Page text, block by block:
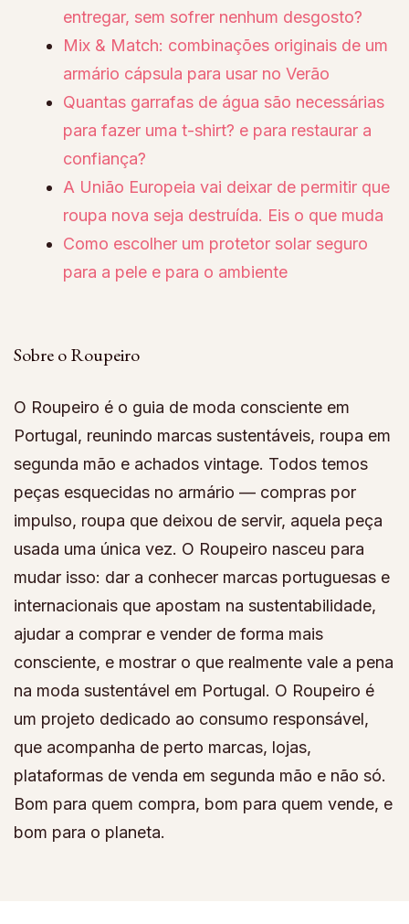
entregar, sem sofrer nenhum desgosto?
Mix & Match: combinações originais de um
armário cápsula para usar no Verão
Quantas garrafas de água são necessárias
para fazer uma t-shirt? e para restaurar a
confiança?
A União Europeia vai deixar de permitir que
roupa nova seja destruída. Eis o que muda
Como escolher um protetor solar seguro
para a pele e para o ambiente
Sobre o Roupeiro
O Roupeiro é o guia de moda consciente em
Portugal, reunindo marcas sustentáveis, roupa em
segunda mão e achados vintage. Todos temos
peças esquecidas no armário — compras por
impulso, roupa que deixou de servir, aquela peça
usada uma única vez. O Roupeiro nasceu para
mudar isso: dar a conhecer marcas portuguesas e
internacionais que apostam na sustentabilidade,
ajudar a comprar e vender de forma mais
consciente, e mostrar o que realmente vale a pena
na moda sustentável em Portugal. O Roupeiro é
um projeto dedicado ao consumo responsável,
que acompanha de perto marcas, lojas,
plataformas de venda em segunda mão e não só.
Bom para quem compra, bom para quem vende, e
bom para o planeta.